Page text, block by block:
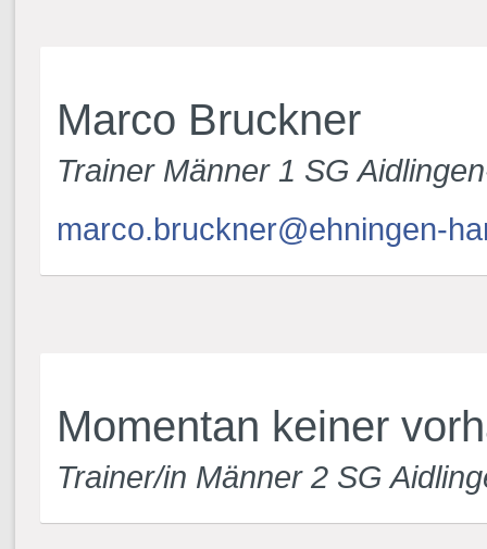
Marco Bruckner
Trainer Männer 1 SG
marco.bruckner@ehningen-
Momentan keiner
Trainer/in Männer 2 SG